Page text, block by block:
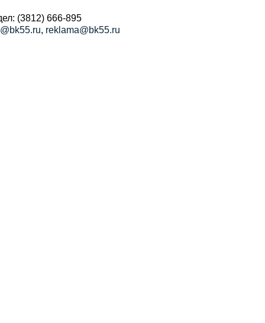
(3812) 666-895
, reklama@bk55.ru